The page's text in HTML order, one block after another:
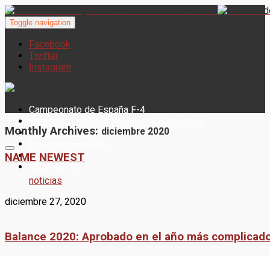
Toggle navigation
Facebook
Twitter
Instagram
Campeonato de España F-4
Woman Series
Noticias
Monthly Archives: diciembre 2020
NAME NEWEST
noticias
diciembre 27, 2020
Balance 2020: Aprobado en el año más